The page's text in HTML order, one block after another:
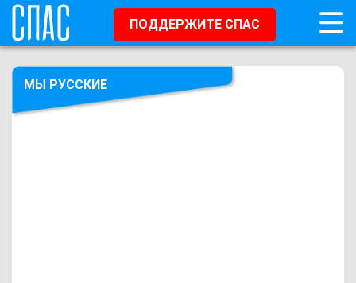
ПОДДЕРЖИТЕ СПАС
МЫ РУССКИЕ